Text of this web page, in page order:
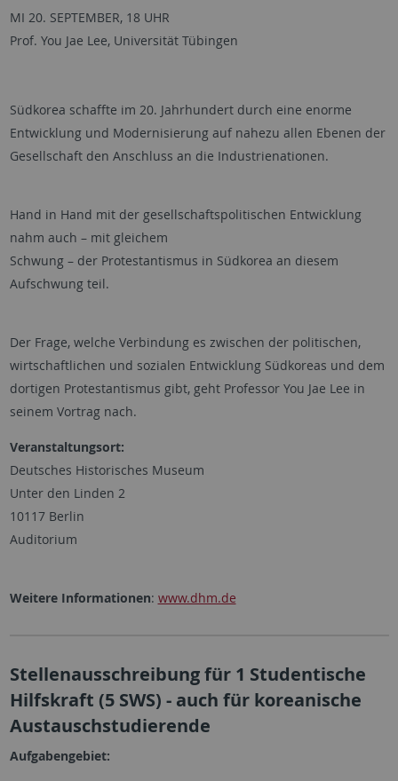
MI 20. SEPTEMBER, 18 UHR
Prof. You Jae Lee, Universität Tübingen
Südkorea schaffte im 20. Jahrhundert durch eine enorme
Entwicklung und Modernisierung auf nahezu allen Ebenen der
Gesellschaft den Anschluss an die Industrienationen.
Hand in Hand mit der gesellschaftspolitischen Entwicklung
nahm auch – mit gleichem
Schwung – der Protestantismus in Südkorea an diesem
Aufschwung teil.
Der Frage, welche Verbindung es zwischen der politischen,
wirtschaftlichen und sozialen Entwicklung Südkoreas und dem
dortigen Protestantismus gibt, geht Professor You Jae Lee in
seinem Vortrag nach.
Veranstaltungsort:
Deutsches Historisches Museum
Unter den Linden 2
10117 Berlin
Auditorium
Weitere Informationen: www.dhm.de
Stellenausschreibung für 1 Studentische
Hilfskraft (5 SWS) - auch für koreanische
Austauschstudierende
Aufgabengebiet: